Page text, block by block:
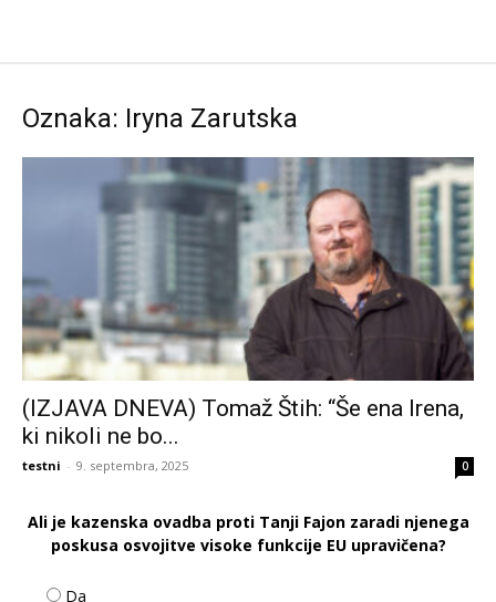
Oznaka: Iryna Zarutska
(IZJAVA DNEVA) Tomaž Štih: “Še ena Irena,
ki nikoli ne bo...
testni - 9. septembra, 2025 0
Ali je kazenska ovadba proti Tanji Fajon zaradi njenega
poskusa osvojitve visoke funkcije EU upravičena?
Da